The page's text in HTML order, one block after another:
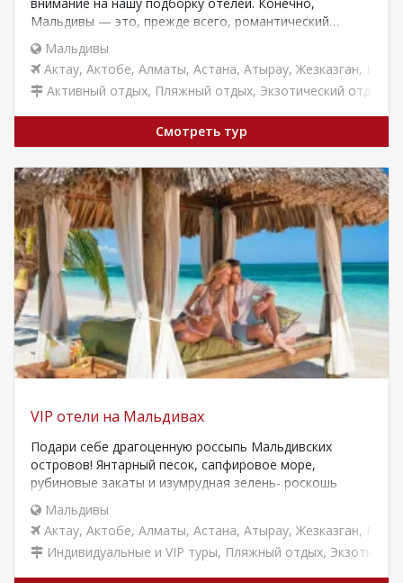
Мальдивы — это, прежде всего, романтический…
Мальдивы
Актау, Актобе, Алматы, Астана, Атырау, Жезказган,
Активный отдых, Пляжный отдых, Экзотический отдых
Смотреть тур
VIP отели на Мальдивах
Подари себе драгоценную россыпь Мальдивских
островов! Янтарный песок, сапфировое море,
рубиновые закаты и изумрудная зелень- роскошь
нетронутых пляжей, богатство подводных…
Мальдивы
Актау, Актобе, Алматы, Астана, Атырау, Жезказган,
Индивидуальные и VIP туры, Пляжный отдых,